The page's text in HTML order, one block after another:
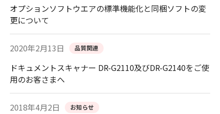
オプションソフトウエアの標準機能化と同梱ソフトの変
更について
2020年2月13日 品質関連
ドキュメントスキャナー DR-G2110及びDR-G2140をご使
用のお客さまへ
2018年4月2日 お知らせ